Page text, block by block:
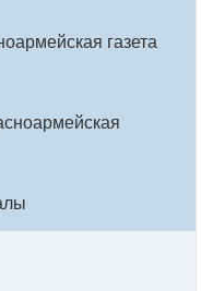
газета